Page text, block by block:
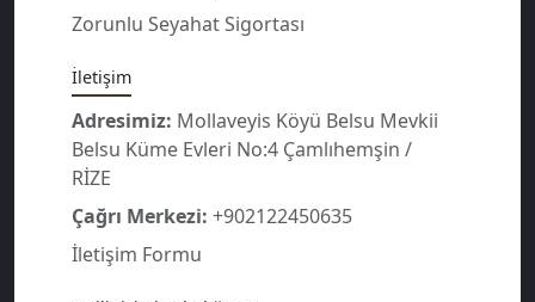
Zorunlu Seyahat Sigortası
İletişim
Adresimiz: Mollaveyis Köyü Belsu Mevkii
Belsu Küme Evleri No:4 Çamlıhemşin /
RİZE
Çağrı Merkezi: +902122450635
İletişim Formu